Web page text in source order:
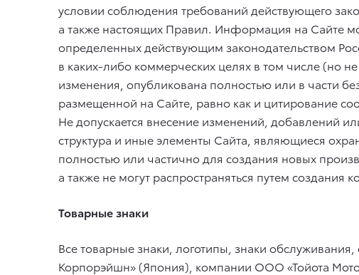
условии соблюдения требований действующего
а также настоящих Правил. Информация на Сайте
определенных действующим законодательством
в каких-либо коммерческих целях в том числе (но
изменения, опубликована полностью или в части
размещенной на Сайте, равно как и цитирование
Не допускается внесение изменений, добавлений
структура и иные элементы Сайта, являющиеся
полностью или частично для создания новых
а также не могут распространяться путем
Товарные знаки
Все товарные знаки, логотипы, знаки
Корпорэйшн» (Япония), компании ООО «Тойота